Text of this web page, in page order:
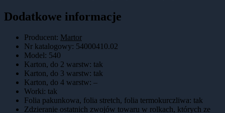
Dodatkowe informacje
Producent: Martor
Nr katalogowy: 54000410.02
Model: 540
Karton, do 2 warstw: tak
Karton, do 3 warstw: tak
Karton, do 4 warstw: –
Worki: tak
Folia pakunkowa, folia stretch, folia termokurczliwa: tak
Zdzieranie ostatnich zwojów towaru w rolkach, których ze